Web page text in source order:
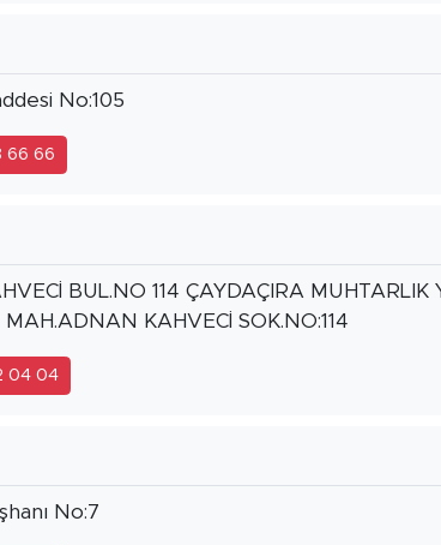
No:105
66 66
BUL.NO 114 ÇAYDAÇIRA MUHTARLIK
KAHVECİ SOK.NO:114
04 04
No:7